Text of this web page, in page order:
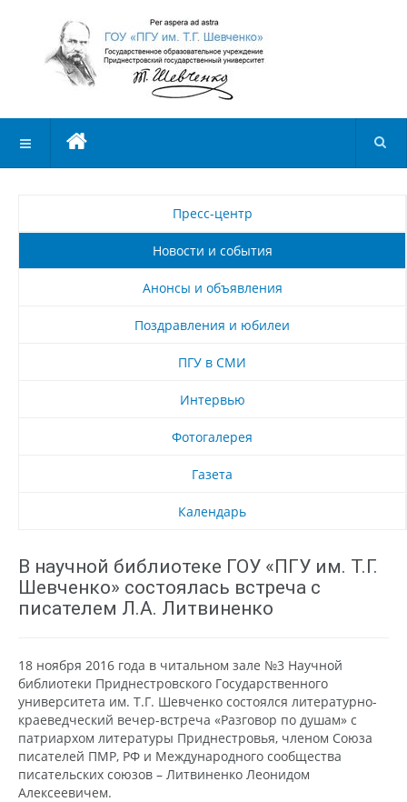
Пресс-центр
Новости и события
Анонсы и объявления
Поздравления и юбилеи
ПГУ в СМИ
Интервью
Фотогалерея
Газета
Календарь
В научной библиотеке ГОУ «ПГУ им. Т.Г.
Шевченко» состоялась встреча с
писателем Л.А. Литвиненко
18 ноября 2016 года в читальном зале №3 Научной
библиотеки Приднестровского Государственного
университета им. Т.Г. Шевченко состоялся литературно-
краеведческий вечер-встреча «Разговор по душам» с
патриархом литературы Приднестровья, членом Союза
писателей ПМР, РФ и Международного сообщества
писательских союзов – Литвиненко Леонидом
Алексеевичем.